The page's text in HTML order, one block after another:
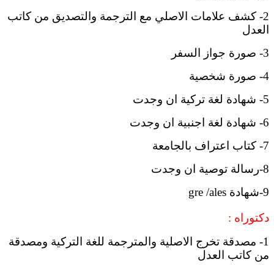
2- كشف علامات الاصلي مع الترجمة والتصديق من كاتب
العدل
3- صورة جواز السفر
4- صورة شخصية
5- شهادة لغة تركية ان وجدت
6- شهادة لغة اجنبية ان وجدت
7- كتاب اعتراف بالجامعة
8-رسالة توصية ان وجدت
9-شهادة gre /ales
دكتوراه :
1- مصدقة تخرج الاصلية والمترجمة للغة التركية ومصدقة
من كاتب العدل